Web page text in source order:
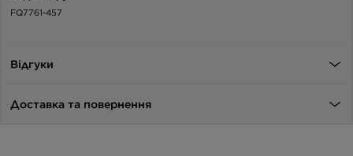
FQ7761-457
Відгуки
Доставка та повернення